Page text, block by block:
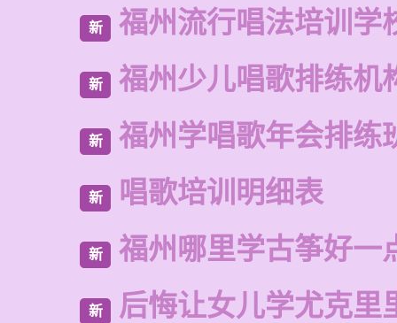
新 福州流行唱法培训学
新 福州少儿唱歌排练机
新 福州学唱歌年会排练
新 唱歌培训明细表
新 福州哪里学古筝好一
新 后悔让女儿学尤克里